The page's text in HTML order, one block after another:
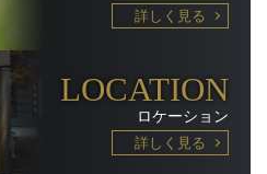
詳しく見る
LOCATION
ロケーション
詳しく見る